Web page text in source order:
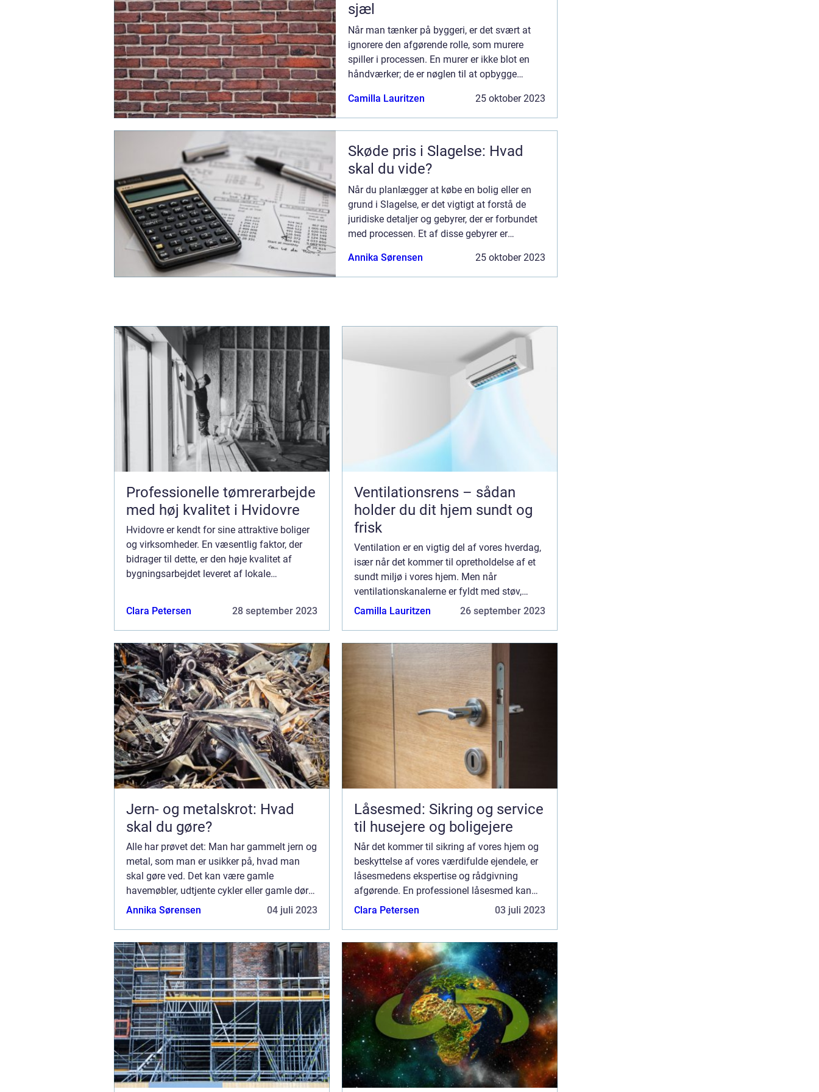
sjæl
Når man tænker på byggeri, er det svært at
ignorere den afgørende rolle, som murere
spiller i processen. En murer er ikke blot en
håndværker; de er nøglen til at opbygge
Camilla Lauritzen
25 oktober 2023
Skøde pris i Slagelse: Hvad
skal du vide?
Når du planlægger at købe en bolig eller en
grund i Slagelse, er det vigtigt at forstå de
juridiske detaljer og gebyrer, der er forbundet
med processen. Et af disse gebyrer er
Annika Sørensen 25 oktober 2023
Professionelle tømrerarbejde
med høj kvalitet i Hvidovre
Hvidovre er kendt for sine attraktive boliger
og virksomheder. En væsentlig faktor, der
bidrager til dette, er den høje kvalitet af
bygningsarbejdet leveret af lokale
profe...
Clara Petersen 28 september 2023
Ventilationsrens – sådan
holder du dit hjem sundt og
frisk
Ventilation er en vigtig del af vores hverdag,
især når det kommer til opretholdelse af et
sundt miljø i vores hjem. Men når
ventilationskanalerne er fyldt med støv,
skimmel og andre partikler, kan det føre til ...
Camilla Lauritzen 26 september 2023
Jern- og metalskrot: Hvad
skal du gøre?
Alle har prøvet det: Man har gammelt jern og
metal, som man er usikker på, hvad man
skal gøre ved. Det kan være gamle
havemøbler, udtjente cykler eller gamle døre.
Det er vigtigt at huske, at gammelt jern og
Annika Sørensen 04 juli 2023
Låsesmed: Sikring og service
til husejere og boligejere
Når det kommer til sikring af vores hjem og
beskyttelse af vores værdifulde ejendele, er
låsesmedens ekspertise og rådgivning
afgørende. En professionel låsesmed kan
hjælpe dig med at vælge de bedste l...
Clara Petersen 03 juli 2023